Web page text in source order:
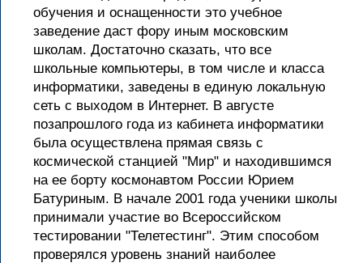
обучения и оснащенности это учебное
заведение даст фору иным московским
школам. Достаточно сказать, что все
школьные компьютеры, в том числе и класса
информатики, заведены в единую локальную
сеть с выходом в Интернет. В августе
позапрошлого года из кабинета информатики
была осуществлена прямая связь с
космической станцией "Мир" и находившимся
на ее борту космонавтом России Юрием
Батуриным. В начале 2001 года ученики школы
принимали участие во Всероссийском
тестировании "Телетестинг". Этим способом
проверялся уровень знаний наиболее